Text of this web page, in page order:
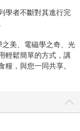
學者不斷對其進行完
美、電磁學之奇、光
輕鬆簡單的方式，講
，與您一同共享。